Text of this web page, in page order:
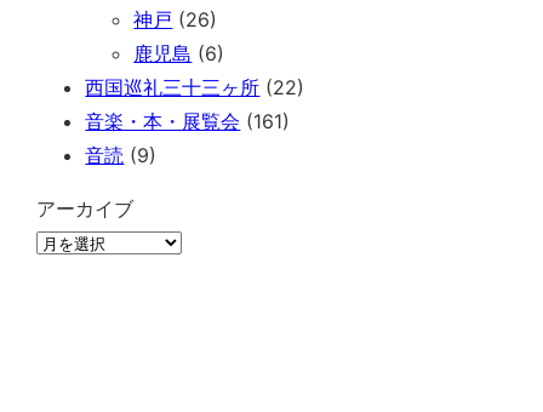
神戸 (26)
鹿児島 (6)
西国巡礼三十三ヶ所 (22)
音楽・本・展覧会 (161)
音読 (9)
アーカイブ